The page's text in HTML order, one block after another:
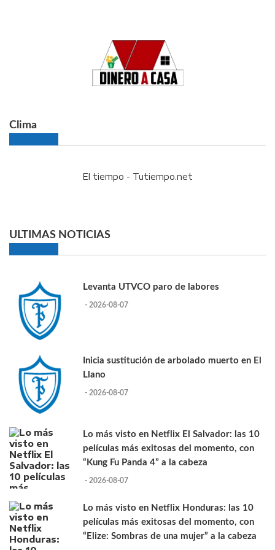
Clima
El tiempo - Tutiempo.net
ULTIMAS NOTICIAS
Levanta UTVCO paro de labores
- 2026-08-07
Inicia sustitución de arbolado muerto en El
Llano
- 2026-08-07
Lo más visto en Netflix El Salvador: las 10
películas más exitosas del momento, con
“Kung Fu Panda 4” a la cabeza
- 2026-08-07
Lo más visto en Netflix Honduras: las 10
películas más exitosas del momento, con
“Elize: Sombras de una mujer” a la cabeza